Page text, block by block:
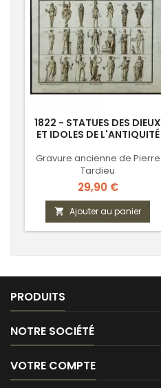
1822 - STATUES DES DIEUX
ET IDOLES DE L'ANTIQUITÉ
Gravure ancienne de Pierre
Tardieu
Prix
29,90 €
 Ajouter au panier
PRODUITS
NOTRE SOCIÉTÉ
VOTRE COMPTE